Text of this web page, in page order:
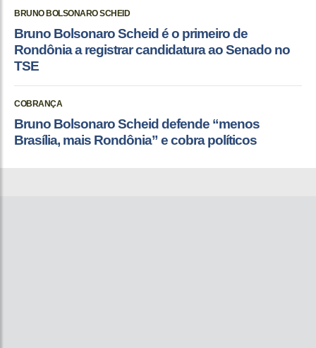
BRUNO BOLSONARO SCHEID
Bruno Bolsonaro Scheid é o primeiro de
Rondônia a registrar candidatura ao Senado no
TSE
COBRANÇA
Bruno Bolsonaro Scheid defende “menos
Brasília, mais Rondônia” e cobra políticos